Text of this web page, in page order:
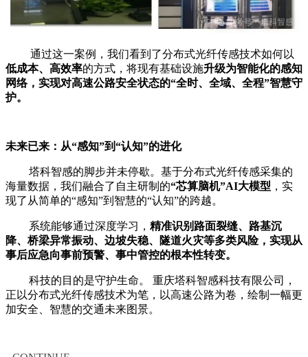
通过这一案例，我们看到了分布式光纤传感技术如何以
低成本、高效率的方式，将现有基础设施升级为智能化的感知
网络，实现对高速公路安全状态的“全时、全域、全程”智慧守
护。
未来已来：从“感知”到“认知”的进化
塔科智感的脚步并未停歇。基于分布式光纤传感采集的
海量数据，我们融合了自主研制的“芯算脑机”AI大模型 ，实
现了从简单的“感知”到智慧的“认知”的跨越。
系统能够通过深度学习，精准识别路面裂缝、路基沉
降、桥梁异常振动、边坡失稳、隧道火灾等多类风险，实现从
事后应急向事前预警、事中管控的根本性转变。
科技的目的是守护生命。 重庆塔科智感科技有限公司，
正以分布式光纤传感技术为笔，以高速公路为卷，绘制一幅更
加安全、智慧的交通未来图景。